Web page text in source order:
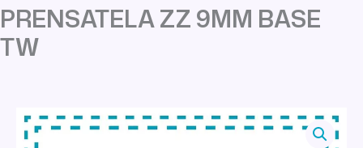
PRENSATELA ZZ 9MM BASE
TW